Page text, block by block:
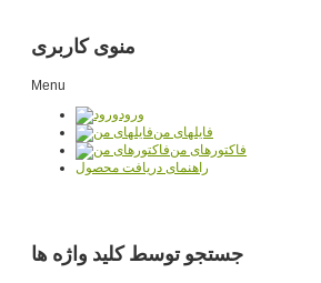
منوی کاربری
Menu
ورود
فایلهای من
فاکتورهای من
راهنمای دریافت محصول
جستجو توسط کلید واژه ها